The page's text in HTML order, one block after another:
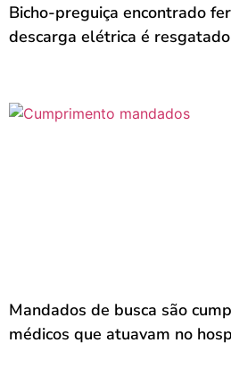
Bicho-preguiça encontrado
descarga elétrica é
Mandados de busca são
médicos que atuavam no